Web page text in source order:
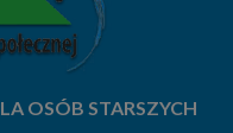
OSÓB STARSZYCH